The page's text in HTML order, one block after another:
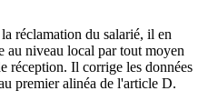
réclamation du salarié, il en
au niveau local par tout moyen
réception. Il corrige les données
premier alinéa de l'article D.